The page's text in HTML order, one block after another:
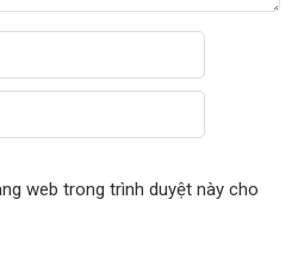
web trong trình duyệt này cho